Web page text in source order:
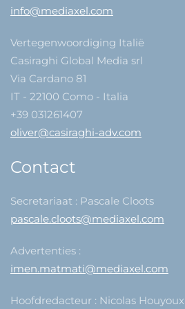
info@mediaxel.com
Vertegenwoordiging Italië
Casiraghi Global Media srl
Via Cardano 81
IT - 22100 Como - Italia
+39 031261407
oliver@casiraghi-adv.com
Contact
Secretariaat : Pascale Cloots
pascale.cloots@mediaxel.com
Advertenties :
imen.matmati@mediaxel.com
Hoofdredacteur : Nicolas Houyoux